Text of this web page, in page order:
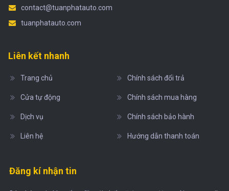
contact@tuanphatauto.com
tuanphatauto.com
Liên kết nhanh
Trang chủ
Cửa tự động
Dịch vụ
Liên hệ
Chính sách đổi trả
Chính sách mua hàng
Chính sách bảo hành
Hướng dẫn thanh toán
Đăng kí nhận tin